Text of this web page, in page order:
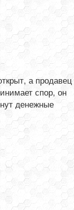
а продавец
спор, он
денежные